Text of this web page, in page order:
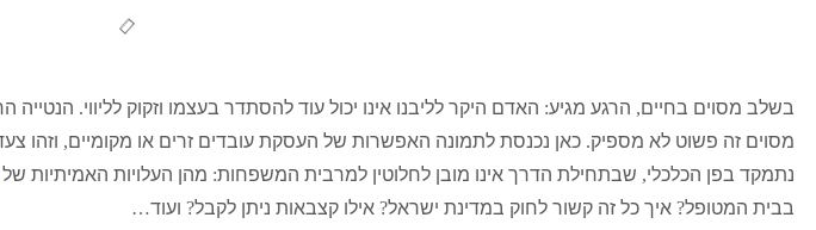
בשלב מסוים בחיים, הרגע מגיע: האדם היקר לליבנו אינו יכול עוד להסתדר בעצמו וזקוק לליווי. הנטייה
מסוים זה פשוט לא מספיק. כאן נכנסת לתמונה האפשרות של העסקת עובדים זרים או מקומיים, וזהו
נתמקד בפן הכלכלי, שבתחילת הדרך אינו מובן לחלוטין למרבית המשפחות: מהן העלויות האמיתיות של
בבית המטופל? איך כל זה קשור לחוק במדינת ישראל? אילו קצבאות ניתן לקבל? ועוד…